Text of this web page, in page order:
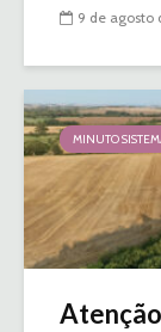
9 de agosto
MINUTO